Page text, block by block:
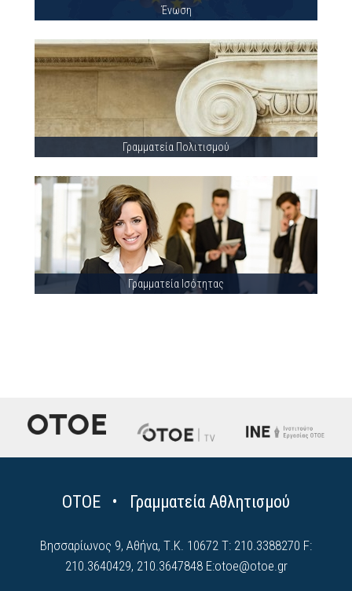
Ένωση
Γραμματεία Πολιτισμού
Γραμματεία Ισότητας
ΟΤΟΕ • Γραμματεία Αθλητισμού
Βησσαρίωνος 9, Αθήνα, Τ.Κ. 10672 Τ: 210.3388270 F:
210.3640429, 210.3647848 E:otoe@otoe.gr